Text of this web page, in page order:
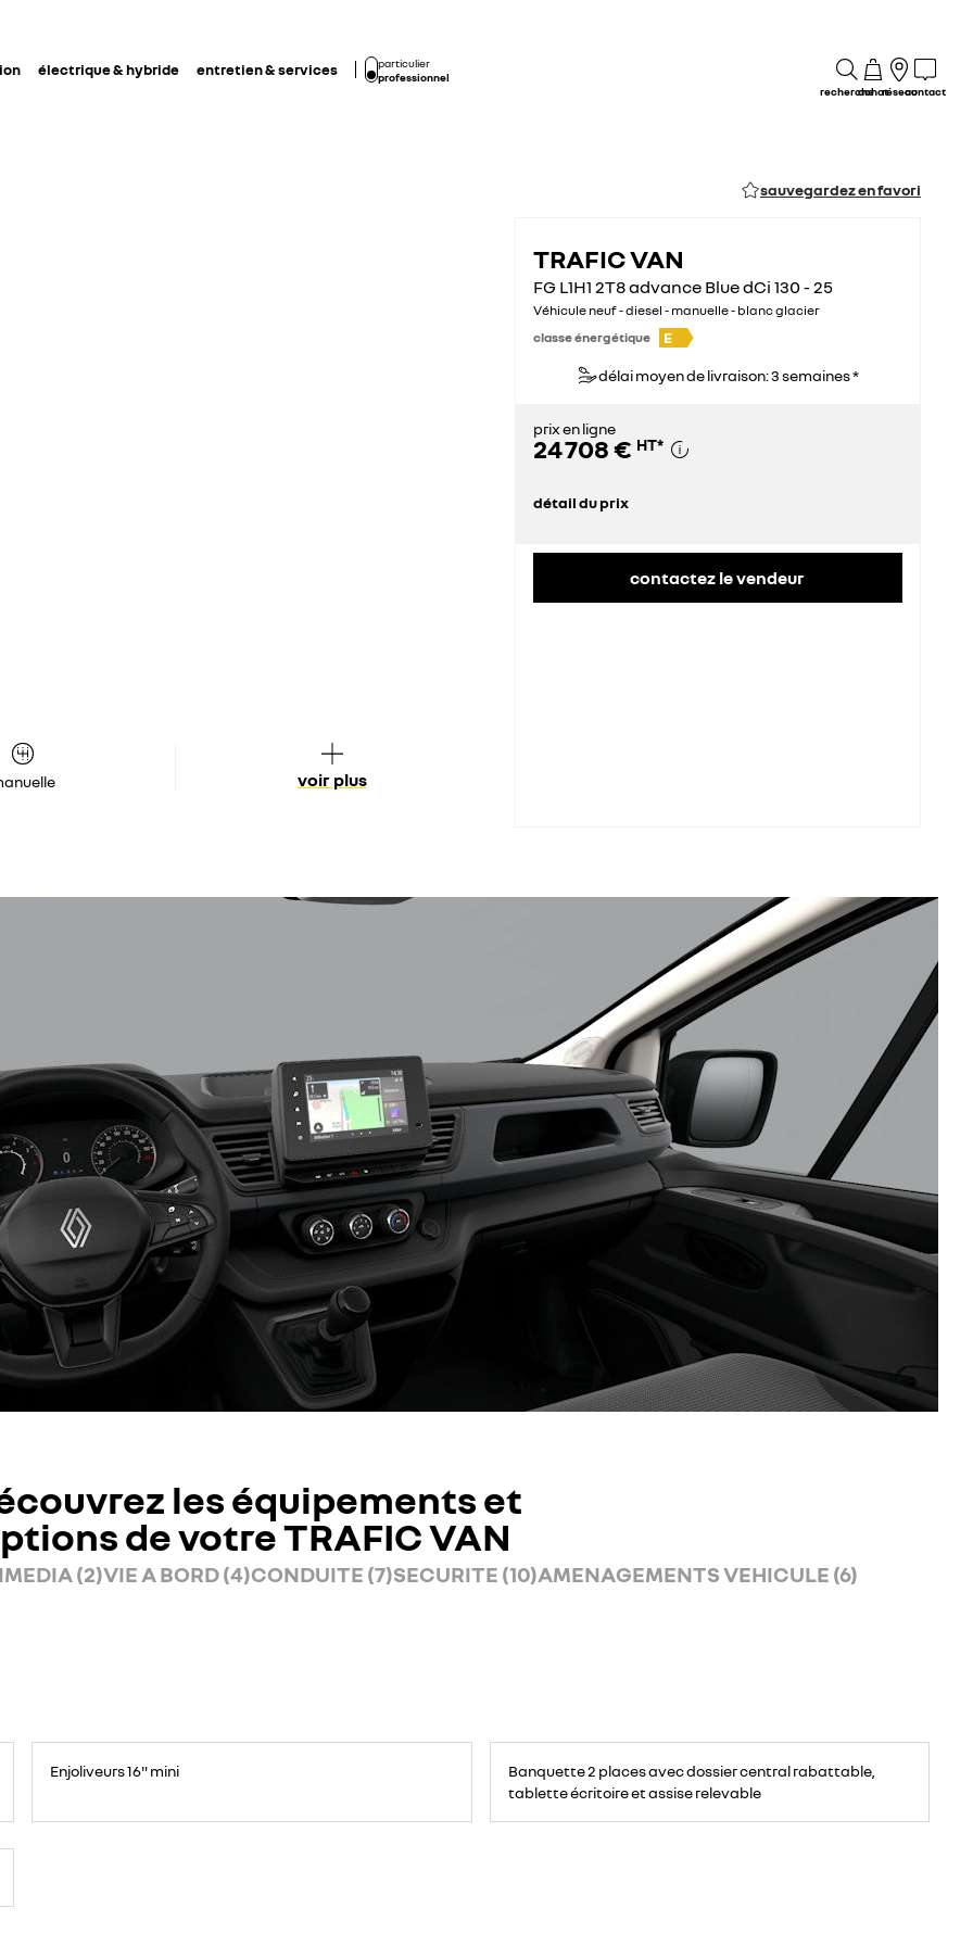
électrique & hybride entretien & services
particulier
professionnel
rechercheachatréseaucontact
sauvegardez en favori
voir plus
TRAFIC VAN
FG L1H1 2T8 advance Blue dCi 130 - 25
Véhicule neuf - diesel - manuelle - blanc glacier
classe énergétique
E
délai moyen de livraison: 3 semaines *
prix en ligne
24 708 € HT*
détail du prix
contactez le vendeur
les équipements et
de votre TRAFIC VAN
(2)VIE A BORD (4)CONDUITE (7)SECURITE (10)AMENAGEMENTS VEHICULE (6)
Enjoliveurs 16" mini
avant
places,
espace
Banquette 2 places avec dossier central rabattable,
tablette écritoire et assise relevable